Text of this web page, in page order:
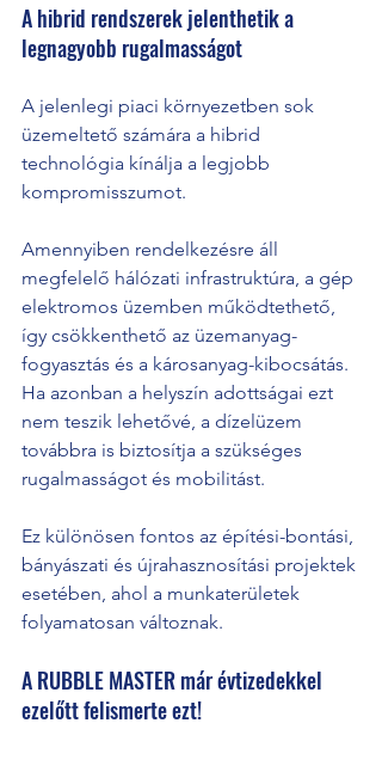
A hibrid rendszerek jelenthetik a
legnagyobb rugalmasságot
A jelenlegi piaci környezetben sok
üzemeltető számára a hibrid
technológia kínálja a legjobb
kompromisszumot.
Amennyiben rendelkezésre áll
megfelelő hálózati infrastruktúra, a gép
elektromos üzemben működtethető,
így csökkenthető az üzemanyag-
fogyasztás és a károsanyag-kibocsátás.
Ha azonban a helyszín adottságai ezt
nem teszik lehetővé, a dízelüzem
továbbra is biztosítja a szükséges
rugalmasságot és mobilitást.
Ez különösen fontos az építési-bontási,
bányászati és újrahasznosítási projektek
esetében, ahol a munkaterületek
folyamatosan változnak.
A RUBBLE MASTER már évtizedekkel
ezelőtt felismerte ezt!